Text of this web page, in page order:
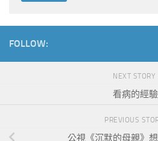
FOLLOW:
NEXT STORY
看病的經驗
PREVIOUS
公視《沉默的母親》